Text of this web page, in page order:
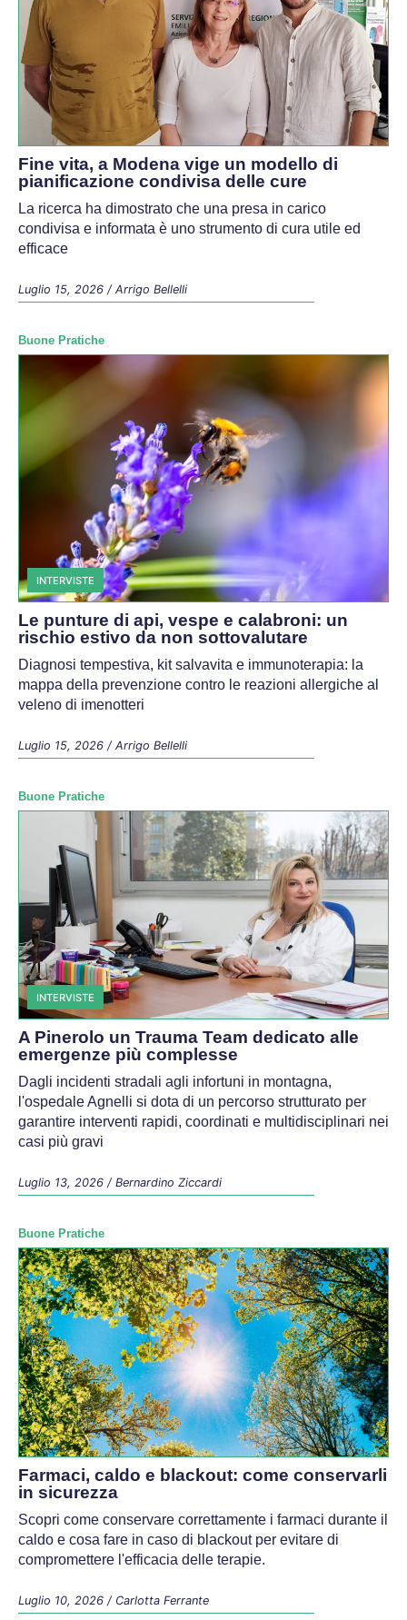
Fine vita, a Modena vige un modello di
pianificazione condivisa delle cure
La ricerca ha dimostrato che una presa in carico
condivisa e informata è uno strumento di cura utile ed
efficace
Luglio 15, 2026 / Arrigo Bellelli
Buone Pratiche
INTERVISTE
Le punture di api, vespe e calabroni: un
rischio estivo da non sottovalutare
Diagnosi tempestiva, kit salvavita e immunoterapia: la
mappa della prevenzione contro le reazioni allergiche al
veleno di imenotteri
Luglio 15, 2026 / Arrigo Bellelli
Buone Pratiche
INTERVISTE
A Pinerolo un Trauma Team dedicato alle
emergenze più complesse
Dagli incidenti stradali agli infortuni in montagna,
l'ospedale Agnelli si dota di un percorso strutturato per
garantire interventi rapidi, coordinati e multidisciplinari nei
casi più gravi
Luglio 13, 2026 / Bernardino Ziccardi
Buone Pratiche
Farmaci, caldo e blackout: come conservarli
in sicurezza
Scopri come conservare correttamente i farmaci durante il
caldo e cosa fare in caso di blackout per evitare di
compromettere l'efficacia delle terapie.
Luglio 10, 2026 / Carlotta Ferrante